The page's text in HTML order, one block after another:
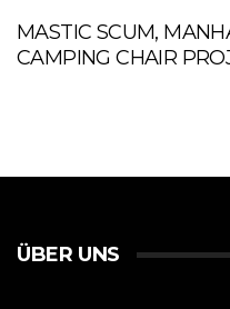
MASTIC SCUM,
CAMPING CHAIR
ÜBER UNS